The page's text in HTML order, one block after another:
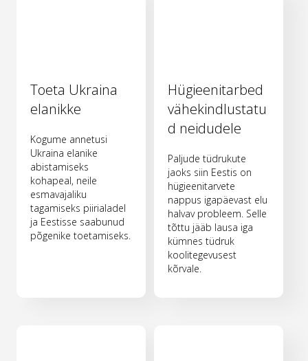
Toeta Ukraina
elanikke
Kogume annetusi
Ukraina elanike
abistamiseks
kohapeal, neile
esmavajaliku
tagamiseks piirialadel
ja Eestisse saabunud
põgenike toetamiseks.
Hügieenitarbed
vähekindlustatu
d neidudele
Paljude tüdrukute
jaoks siin Eestis on
hügieenitarvete
nappus igapäevast elu
halvav probleem. Selle
tõttu jääb lausa iga
kümnes tüdruk
koolitegevusest
kõrvale.